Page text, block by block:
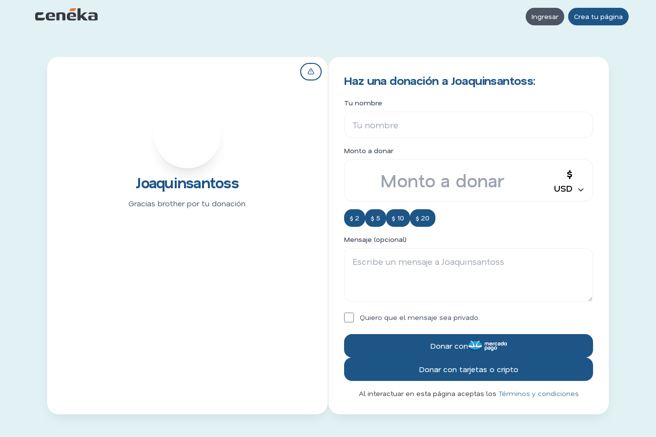
Ingresar Crea tu página
Joaquinsantoss
Gracias brother por tu donación.
Haz una donación a Joaquinsantoss:
Tu nombre
Monto a donar
$
USD
$ 2 $ 5 $ 10 $ 20
Mensaje (opcional)
Quiero que el mensaje sea privado.
Donar con
Donar con tarjetas o cripto
Al interactuar en esta página aceptas los Términos y condiciones